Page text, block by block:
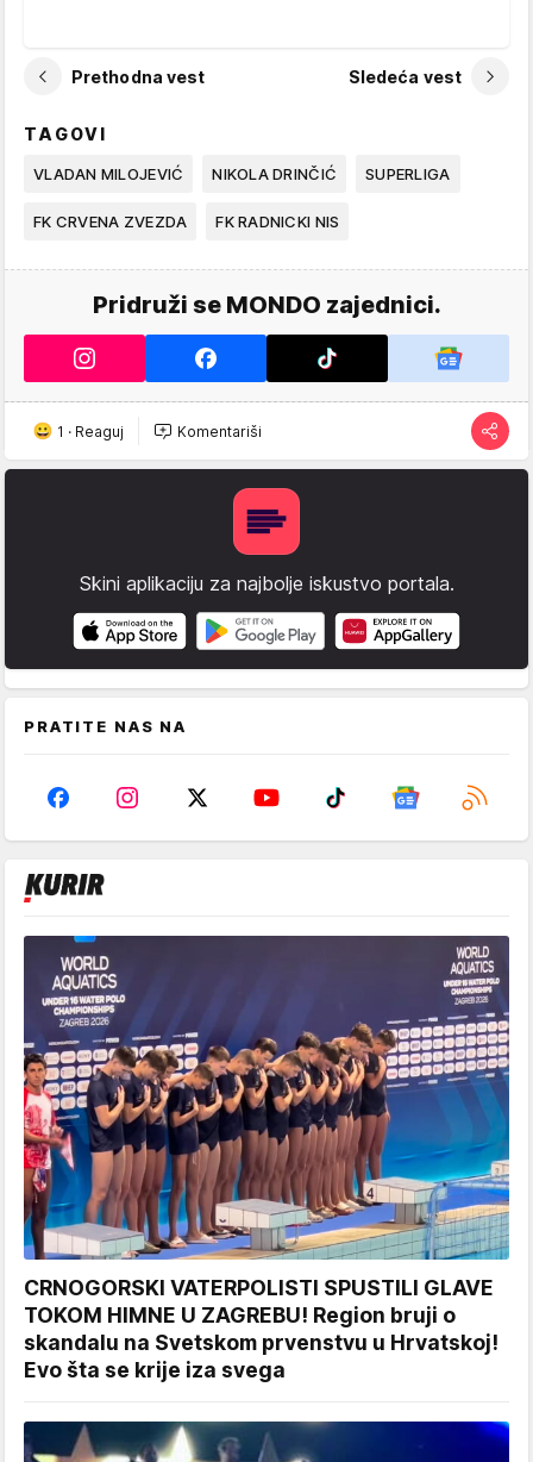
Prethodna vest Sledeća vest
TAGOVI
VLADAN MILOJEVIĆ NIKOLA DRINČIĆ SUPERLIGA
FK CRVENA ZVEZDA FK RADNICKI NIS
Pridruži se MONDO zajednici.
1 · Reaguj Komentariši
Skini aplikaciju za najbolje iskustvo portala.
PRATITE NAS NA
CRNOGORSKI VATERPOLISTI SPUSTILI GLAVE
TOKOM HIMNE U ZAGREBU! Region bruji o
skandalu na Svetskom prvenstvu u Hrvatskoj!
Evo šta se krije iza svega